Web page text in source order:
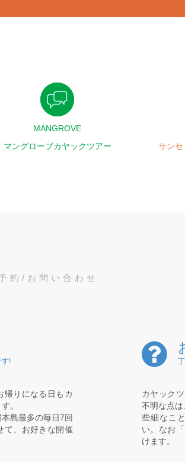
MANGROVE
マングローブカヤックツアー
サン
約/お問い合わせ
す!
帰りになる日もカ
。
島最多の毎日7回
て、お好きな開催
カヤック
不明な点は
些細なこ
い。なお
けます。